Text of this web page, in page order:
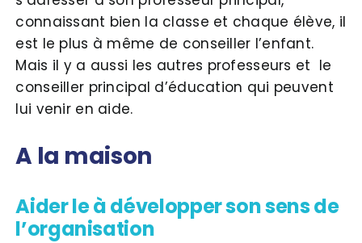
connaissant bien la classe et chaque élève, il
est le plus à même de conseiller l’enfant.
Mais il y a aussi les autres professeurs et le
conseiller principal d’éducation qui peuvent
lui venir en aide.
A la maison
Aider le à développer son sens de
l’organisation